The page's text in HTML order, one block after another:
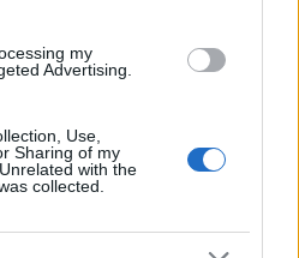
my
Advertising.
Use,
Sharing of my
with the
collected.
migratoria en Ceuta y
a Pedro